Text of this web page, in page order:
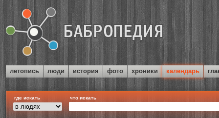
летопись люди история фото хроники календарь
где искать что искать